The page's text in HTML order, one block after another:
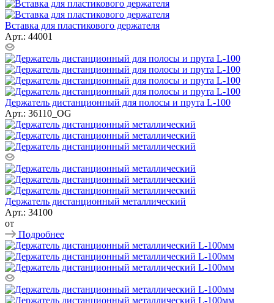
Вставка для пластикового держателя
Арт.: 44001
Держатель дистанционный для полосы и прута L-100
Арт.: 36110_ОG
Держатель дистанционный металлический
Арт.: 34100
от
Подробнее